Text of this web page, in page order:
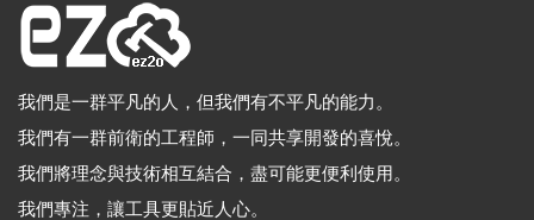
我們是一群平凡的人，但我們有不平凡的能力。
我們有一群前衛的工程師，一同共享開發的喜悅。
我們將理念與技術相互結合，盡可能更便利使用。
我們專注，讓工具更貼近人心。